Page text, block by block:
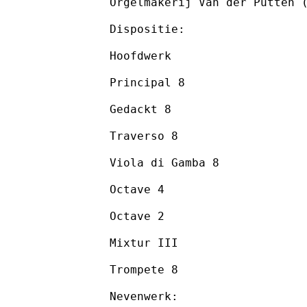
Dispositie:
Hoofdwerk
Principal 8
Gedackt 8
Traverso 8
Viola di Gamba 8
Octave 4
Octave 2
Mixtur III
Trompete 8
Nevenwerk: